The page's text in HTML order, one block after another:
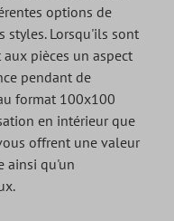
options de
styles. Lorsqu'ils sont
pièces un aspect
pendant de
format 100x100
en intérieur que
offrent une valeur
ainsi qu'un